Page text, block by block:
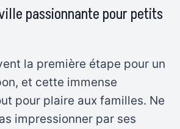
passionnante pour petits
la première étape pour un
et cette immense
pour plaire aux familles. Ne
impressionner par ses